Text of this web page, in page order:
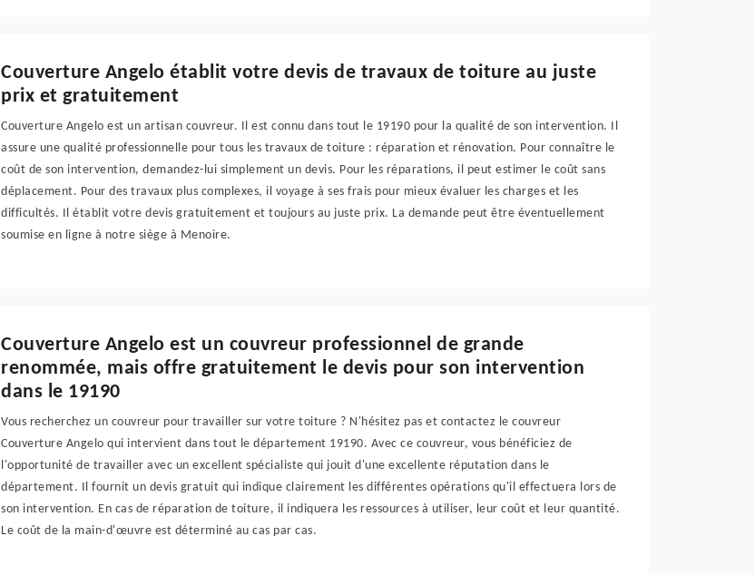
Couverture Angelo établit votre devis de travaux de toiture au juste
prix et gratuitement
Couverture Angelo est un artisan couvreur. Il est connu dans tout le 19190 pour la qualité de son intervention. Il
assure une qualité professionnelle pour tous les travaux de toiture : réparation et rénovation. Pour connaître le
coût de son intervention, demandez-lui simplement un devis. Pour les réparations, il peut estimer le coût sans
déplacement. Pour des travaux plus complexes, il voyage à ses frais pour mieux évaluer les charges et les
difficultés. Il établit votre devis gratuitement et toujours au juste prix. La demande peut être éventuellement
soumise en ligne à notre siège à Menoire.
Couverture Angelo est un couvreur professionnel de grande
renommée, mais offre gratuitement le devis pour son intervention
dans le 19190
Vous recherchez un couvreur pour travailler sur votre toiture ? N'hésitez pas et contactez le couvreur
Couverture Angelo qui intervient dans tout le département 19190. Avec ce couvreur, vous bénéficiez de
l'opportunité de travailler avec un excellent spécialiste qui jouit d'une excellente réputation dans le
département. Il fournit un devis gratuit qui indique clairement les différentes opérations qu'il effectuera lors de
son intervention. En cas de réparation de toiture, il indiquera les ressources à utiliser, leur coût et leur quantité.
Le coût de la main-d'œuvre est déterminé au cas par cas.